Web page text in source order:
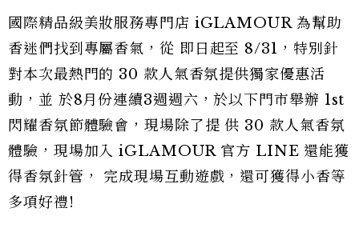
國際精品級美妝服務專門店 iGLAMOUR 為幫助
香迷們找到專屬香氣，從 即日起至 8/31，特別針
對本次最熱門的 30 款人氣香氛提供獨家優惠活
動，並 於8月份連續3週週六，於以下門市舉辦 1st
閃耀香氛節體驗會，現場除了提 供 30 款人氣香氛
體驗，現場加入 iGLAMOUR 官方 LINE 還能獲
得香氛針管， 完成現場互動遊戲，還可獲得小香等
多項好禮!